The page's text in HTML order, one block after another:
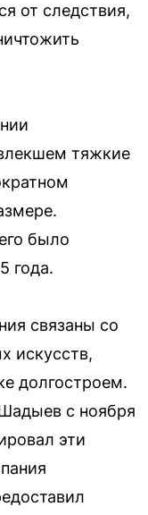
от следствия,
тяжкие
было
года.
связаны со
искусств,
долгостроем.
с ноября
эти